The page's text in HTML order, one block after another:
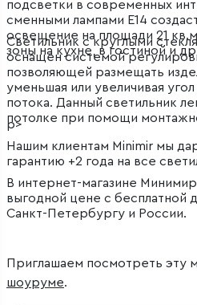
подсветки в современных
сменными лампами E14
освещение на площади 21
зоны на кухне, в гостиной и
Светильник с круглыми
оснащен системой
позволяющей размещать
уменьшая или увеличивая
потока. Данный светильник
потолке при помощи
p>
Нашим клиентам Minimir мы
гарантию +2 года на все
В интернет-магазине
выгодной цене с бесплатной
Санкт-Петербургу и России.
Приглашаем посмотреть эту
шоуруме.